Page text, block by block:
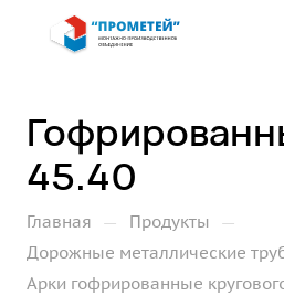
45.40
Главная — Продукты —
Дорожные металлические
Арки гофрированные